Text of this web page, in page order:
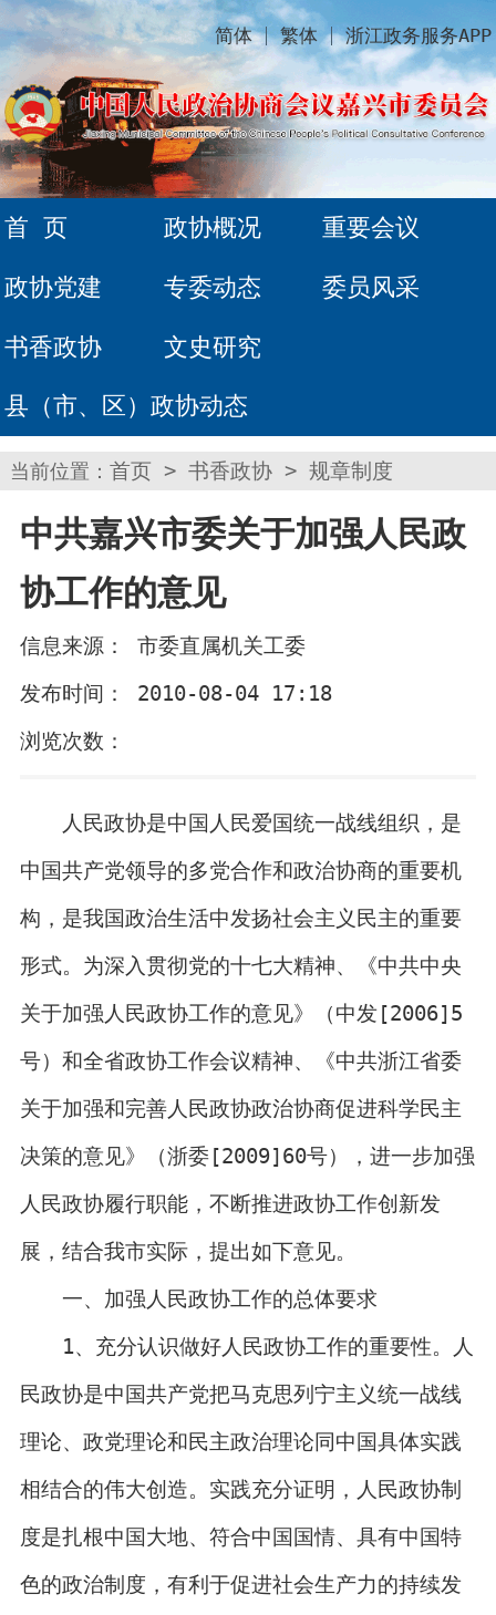
简体 繁体 浙江政务服务APP
首 页 政协概况 重要会议
政协党建 专委动态 委员风采
书香政协 文史研究
县（市、区）政协动态
当前位置： 首页 > 书香政协 > 规章制度
中共嘉兴市委关于加强人民政
协工作的意见
信息来源： 市委直属机关工委
发布时间： 2010-08-04 17:18
浏览次数：
人民政协是中国人民爱国统一战线组织，是
中国共产党领导的多党合作和政治协商的重要机
构，是我国政治生活中发扬社会主义民主的重要
形式。为深入贯彻党的十七大精神、《中共中央
关于加强人民政协工作的意见》（中发[2006]5
号）和全省政协工作会议精神、《中共浙江省委
关于加强和完善人民政协政治协商促进科学民主
决策的意见》（浙委[2009]60号），进一步加强
人民政协履行职能，不断推进政协工作创新发
展，结合我市实际，提出如下意见。
一、加强人民政协工作的总体要求
1、充分认识做好人民政协工作的重要性。人
民政协是中国共产党把马克思列宁主义统一战线
理论、政党理论和民主政治理论同中国具体实践
相结合的伟大创造。实践充分证明，人民政协制
度是扎根中国大地、符合中国国情、具有中国特
色的政治制度，有利于促进社会生产力的持续发